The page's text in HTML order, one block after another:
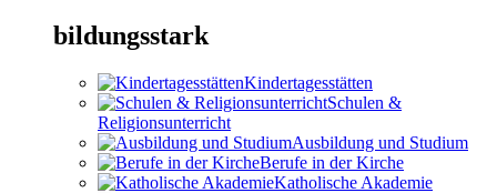
bildungsstark
Kindertagesstätten
Schulen &
Religionsunterricht
Ausbildung und Studium
Berufe in der Kirche
Katholische Akademie